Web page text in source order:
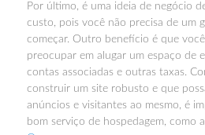
Por último, é uma ideia de negócio
custo, pois você não precisa de um
começar. Outro benefício é que
preocupar em alugar um espaço de
contas associadas e outras taxas.
construir um site robusto e que
anúncios e visitantes ao mesmo, é
bom serviço de hospedagem, como